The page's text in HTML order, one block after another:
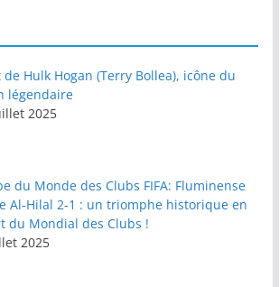
de Hulk Hogan (Terry Bollea), icône du
légendaire
2025
du Monde des Clubs FIFA: Fluminense
Al‑Hilal 2‑1 : un triomphe historique en
du Mondial des Clubs !
2025